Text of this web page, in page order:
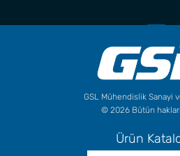
GSL Mühendislik Sanayi
© 2026 Bütün hakları
Ürün